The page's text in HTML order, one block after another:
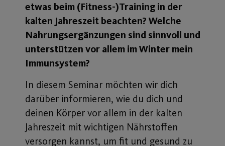
etwas beim (Fitness-)Training in der
kalten Jahreszeit beachten? Welche
Nahrungsergänzungen sind sinnvoll und
unterstützen vor allem im Winter mein
Immunsystem?
In diesem Seminar möchten wir dich
darüber informieren, wie du dich und
deinen Körper vor allem in der kalten
Jahreszeit mit wichtigen Nährstoffen
versorgen kannst, um fit und gesund zu